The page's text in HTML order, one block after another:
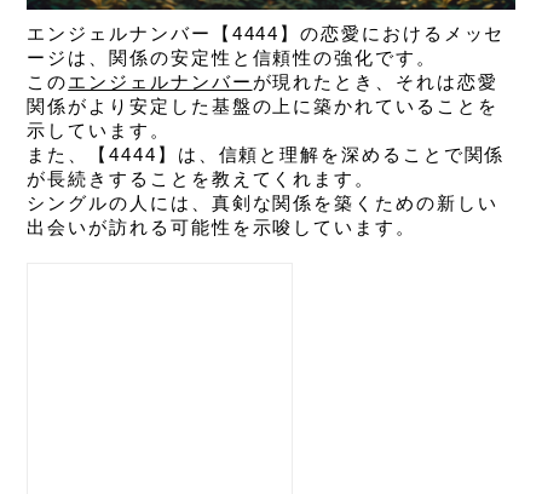
エンジェルナンバー【4444】の恋愛におけるメッセ
ージは、 関係の安定性と信頼性の強化です。
このエンジェルナンバー が現れたとき、それは恋愛
関係がより安定した基盤の上に築かれていることを
示しています。
また、【4444】は、信頼と理解を深めることで関係
が長続きすることを教えてくれます。
シングルの人には、真剣な関係を築くための新しい
出会いが訪れる可能性を示唆しています。